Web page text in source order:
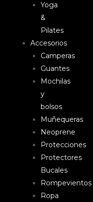
Yoga
&
Pilates
Accesorios
Camperas
Guantes
Mochilas
y
bolsos
Muñequeras
Neoprene
Protecciones
Protectores
Bucales
Rompevientos
Ropa